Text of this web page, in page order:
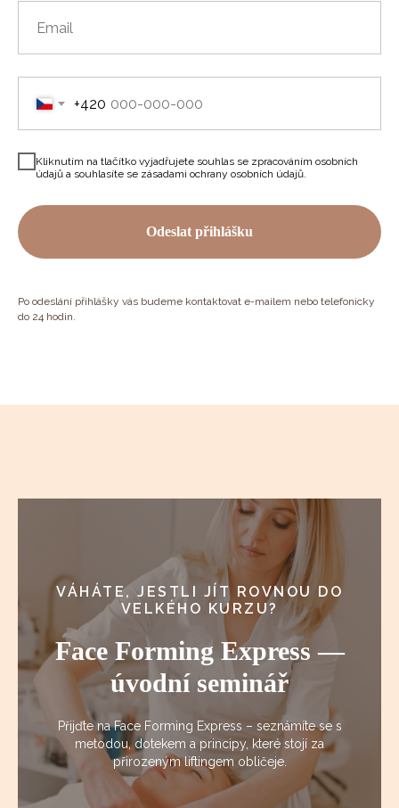
+420
Kliknutím na tlačítko vyjadřujete souhlas se zpracováním osobních
údajů a souhlasíte se zásadami ochrany osobních údajů.
Odeslat přihlášku
Po odeslání přihlášky vás budeme kontaktovat e-mailem nebo telefonicky
do 24 hodin.
VÁHÁTE, JESTLI JÍT ROVNOU DO
VELKÉHO KURZU?
Face Forming Express —
úvodní seminář
Přijďte na Face Forming Express – seznámíte se s
metodou, dotekem a principy, které stojí za
přirozeným liftingem obličeje.